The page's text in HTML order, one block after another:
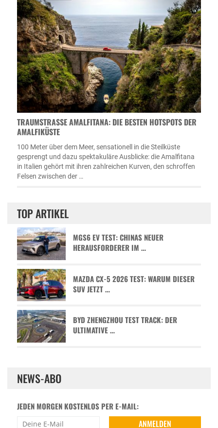
TRAUMSTRASSE AMALFITANA: DIE BESTEN HOTSPOTS DER A
MALFIKÜSTE
100 Meter über dem Meer, sensationell in die Steilküste
gesprengt und dazu spektakuläre Ausblicke: die Amalfitana
in Italien gehört mit ihren zahlreichen Kurven, den schroffen
Felsen zwischen der …
TOP ARTIKEL
MGS6 EV TEST: CHINAS NEUER
HERAUSFORDERER IM …
MAZDA CX-5 2026 TEST: WARUM DIESER
SUV JETZT …
BYD ZHENGZHOU TEST TRACK: DER
ULTIMATIVE …
NEWS-ABO
JEDEN MORGEN KOSTENLOS PER E-MAIL: